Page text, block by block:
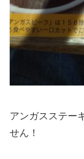
アンガスステー
せん！